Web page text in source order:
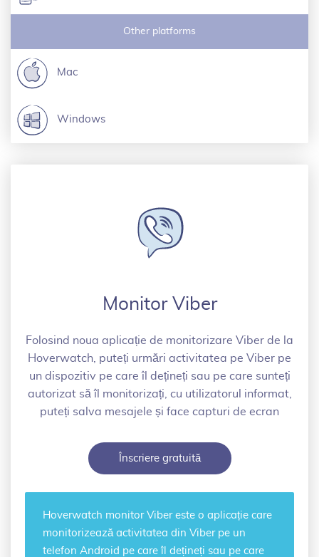
Other platforms
Mac
Windows
Monitor Viber
Folosind noua aplicație de monitorizare Viber de la
Hoverwatch, puteți urmări activitatea pe Viber pe
un dispozitiv pe care îl dețineți sau pe care sunteți
autorizat să îl monitorizați, cu utilizatorul informat,
puteți salva mesajele și face capturi de ecran
Înscriere gratuită
Hoverwatch monitor Vibereste o aplicație care
monitorizează activitatea din Viber pe un
telefon Android pe care îl dețineți sau pe care